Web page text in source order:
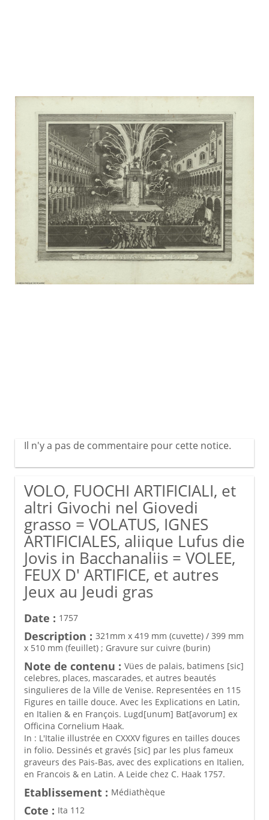
Il n'y a pas de commentaire pour cette notice.
VOLO, FUOCHI ARTIFICIALI, et
altri Givochi nel Giovedi
grasso = VOLATUS, IGNES
ARTIFICIALES, aliique Lufus die
Jovis in Bacchanaliis = VOLEE,
FEUX D' ARTIFICE, et autres
Jeux au Jeudi gras
Date : 1757
Description : 321mm x 419 mm (cuvette) / 399 mm
x 510 mm (feuillet) ; Gravure sur cuivre (burin)
Note de contenu : Vües de palais, batimens [sic]
celebres, places, mascarades, et autres beautés
singulieres de la Ville de Venise. Representées en 115
Figures en taille douce. Avec les Explications en Latin,
en Italien & en François. Lugd[unum] Bat[avorum] ex
Officina Cornelium Haak.
In : L'Italie illustrée en CXXXV figures en tailles douces
in folio. Dessinés et gravés [sic] par les plus fameux
graveurs des Pais-Bas, avec des explications en Italien,
en Francois & en Latin. A Leide chez C. Haak 1757.
Etablissement : Médiathèque
Cote : Ita 112